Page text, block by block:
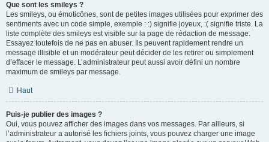
Que sont les smileys ?
Les smileys, ou émoticônes, sont de petites images utilisées pour exprimer des
sentiments avec un code simple, exemple : :) signifie joyeux, :( signifie triste. La
liste complète des smileys est visible sur la page de rédaction de message.
Essayez toutefois de ne pas en abuser. Ils peuvent rapidement rendre un
message illisible et un modérateur peut décider de les retirer ou simplement
d’effacer le message. L’administrateur peut aussi avoir défini un nombre
maximum de smileys par message.
Haut
Puis-je publier des images ?
Oui, vous pouvez afficher des images dans vos messages. Par ailleurs, si
l’administrateur a autorisé les fichiers joints, vous pouvez charger une image